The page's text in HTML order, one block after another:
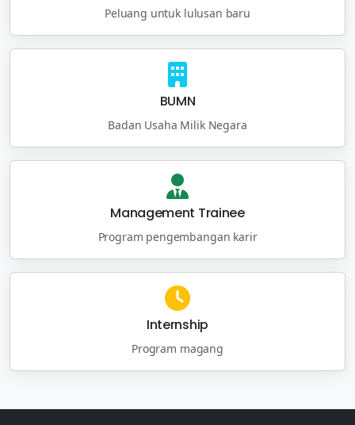
Peluang untuk lulusan baru
BUMN
Badan Usaha Milik Negara
Management Trainee
Program pengembangan karir
Internship
Program magang